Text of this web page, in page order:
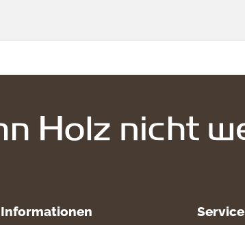
Informationen Service